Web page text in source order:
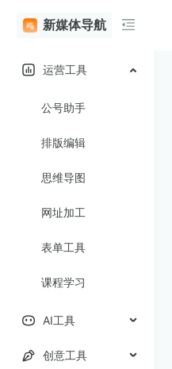
新媒体导航
运营工具
公号助手
排版编辑
思维导图
网址加工
表单工具
课程学习
AI工具
创意工具